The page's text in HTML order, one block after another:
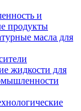
и
продукты
масла для
жидкости для